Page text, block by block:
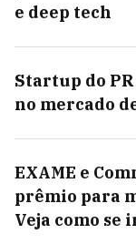
e deep tech
Startup do
no mercado
EXAME e
prêmio para
Veja como se